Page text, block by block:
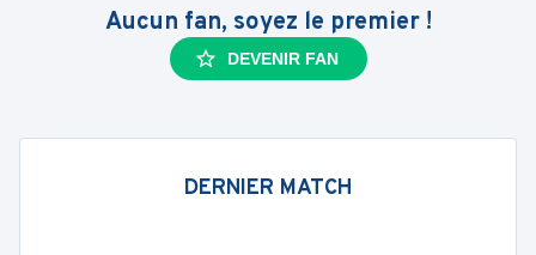
Aucun fan, soyez le premier !
DEVENIR FAN
DERNIER MATCH